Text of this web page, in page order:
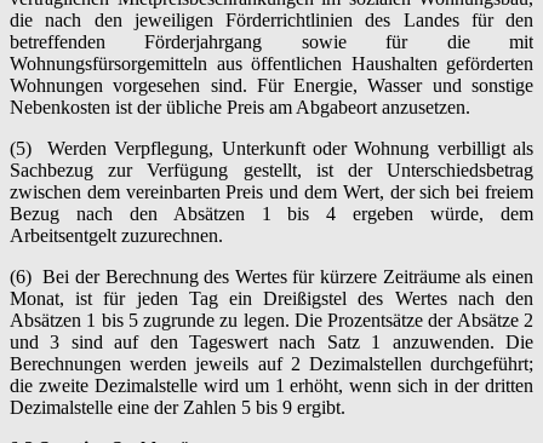
die nach den jeweiligen Förderrichtlinien des Landes für den
betreffenden Förderjahrgang sowie für die mit
Wohnungsfürsorgemitteln aus öffentlichen Haushalten geförderten
Wohnungen vorgesehen sind. Für Energie, Wasser und sonstige
Nebenkosten ist der übliche Preis am Abgabeort anzusetzen.
(5) Werden Verpflegung, Unterkunft oder Wohnung verbilligt als
Sachbezug zur Verfügung gestellt, ist der Unterschiedsbetrag
zwischen dem vereinbarten Preis und dem Wert, der sich bei freiem
Bezug nach den Absätzen 1 bis 4 ergeben würde, dem
Arbeitsentgelt zuzurechnen.
(6) Bei der Berechnung des Wertes für kürzere Zeiträume als einen
Monat, ist für jeden Tag ein Dreißigstel des Wertes nach den
Absätzen 1 bis 5 zugrunde zu legen. Die Prozentsätze der Absätze 2
und 3 sind auf den Tageswert nach Satz 1 anzuwenden. Die
Berechnungen werden jeweils auf 2 Dezimalstellen durchgeführt;
die zweite Dezimalstelle wird um 1 erhöht, wenn sich in der dritten
Dezimalstelle eine der Zahlen 5 bis 9 ergibt.